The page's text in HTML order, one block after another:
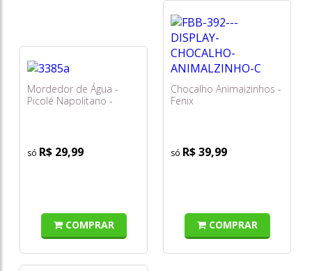
Mordedor de Água -
Picolé Napolitano -
R$ 29,99
COMPRAR
Chocalho Animaizinhos -
Fenix
R$ 39,99
COMPRAR